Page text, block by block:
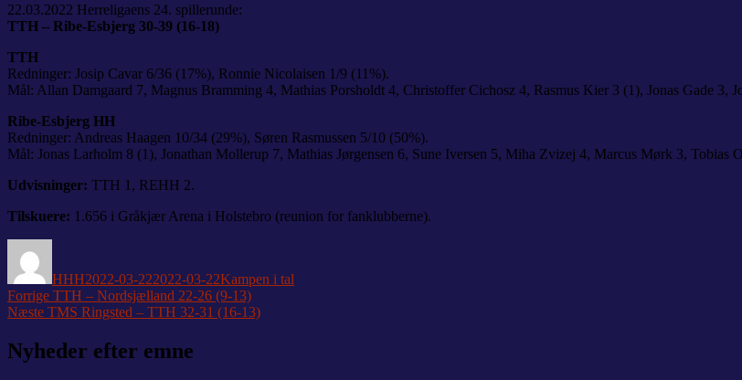
22.03.2022 Herreligaens 24. spillerunde:
TTH – Ribe-Esbjerg 30-39 (16-18)
TTH
Redninger: Josip Cavar 6/36 (17%), Ronnie Nicolaisen 1/9 (11%).
Mål: Allan Damgaard 7, Magnus Bramming 4, Mathias Porsholdt 4, Christoffer Cichosz 4, Rasmus Kier 3 (1), Jonas Gade 3,
Ribe-Esbjerg HH
Redninger: Andreas Haagen 10/34 (29%), Søren Rasmussen 5/10 (50%).
Mål: Jonas Larholm 8 (1), Jonathan Mollerup 7, Mathias Jørgensen 6, Sune Iversen 5, Miha Zvizej 4, Marcus Mørk 3,
Udvisninger: TTH 1, REHH 2.
Tilskuere: 1.656 i Gråkjær Arena i Holstebro (reunion for fanklubberne).
HHH2022-03-222022-03-22Kampen i tal
Indlægsnavigation
Forrige Forrige
indlæg:
TTH – Nordsjælland 22-26 (9-13)
Næste Næste
TMS Ringsted – TTH 32-31 (16-13)
Nyheder efter emne